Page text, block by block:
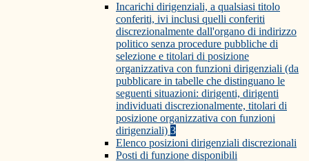
Incarichi dirigenziali, a qualsiasi titolo
conferiti, ivi inclusi quelli conferiti
discrezionalmente dall'organo di indirizzo
politico senza procedure pubbliche di
selezione e titolari di posizione
organizzativa con funzioni dirigenziali (da
pubblicare in tabelle che distinguano le
seguenti situazioni: dirigenti, dirigenti
individuati discrezionalmente, titolari di
posizione organizzativa con funzioni
dirigenziali) 3
Elenco posizioni dirigenziali discrezionali
Posti di funzione disponibili